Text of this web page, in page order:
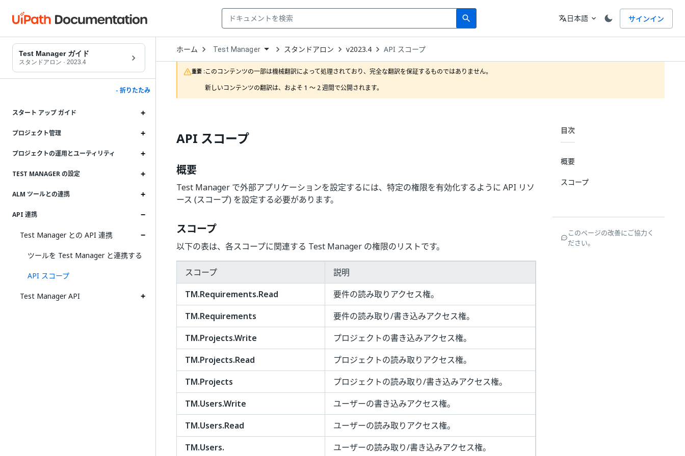
search
Search 言語
translate日本語 expand_more サインイン
Test Manager ガイド
スタンドアロン · 2023.4
- 折りたたみ
スタート アップ ガイド
プロジェクト管理
プロジェクトの運用とユーティリティ
TEST MANAGER の設定
ALM ツールとの連携
API 連携
Test Manager との API 連携
ツールを Test Manager と連携する
API スコープ
Test Manager API
ホーム Open
Dropdown
to
choose
product
Test Manager スタンドアロン v2023.4 API スコープ
重要 :このコンテンツの一部は機械翻訳によって処理されており、完全な翻訳を保証するものではありません。
新しいコンテンツの翻訳は、およそ 1 ～ 2 週間で公開されます。
API スコープ
概要
Test Manager で外部アプリケーションを設定するには、特定の権限を有効化するように API リソ
ース (スコープ) を設定する必要があります。
スコープ
以下の表は、各スコープに関連する Test Manager の権限のリストです。
スコープ
説明
TM.Requirements.Read
要件の読み取りアクセス権。
TM.Requirements
要件の読み取り/書き込みアクセス権。
TM.Projects.Write
プロジェクトの書き込みアクセス権。
TM.Projects.Read
プロジェクトの読み取りアクセス権。
TM.Projects
プロジェクトの読み取り/書き込みアクセス権。
TM.Users.Write
ユーザーの書き込みアクセス権。
TM.Users.Read
ユーザーの読み取りアクセス権。
TM.Users.
ユーザーの読み取り/書き込みアクセス権。
目次
概要
スコープ
このページの改善にご協力く
ださい。